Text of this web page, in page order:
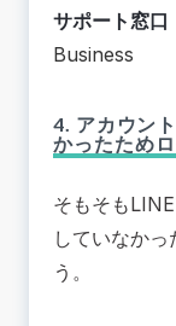
サポート窓口
Business
4. アカウン
かったため
そもそも
していなか
う。